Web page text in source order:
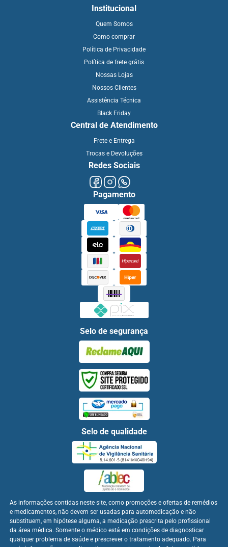
Institucional
Quem Somos
Como comprar
Política de Privacidade
Política de frete grátis
Nossas Lojas
Nossos Clientes
Assistência Técnica
Black Friday
Central de Atendimento
Frete e Entrega
Trocas e Devoluções
Redes Sociais
Pagamento
Selo de segurança
Selo de qualidade
As informações contidas neste site, como promoções e ofertas de remédios
e medicamentos, não devem ser usadas para automedicação e não
substituem, em hipótese alguma, a medicação prescrita pelo profissional
da área médica. Somente o médico está em condições de diagnosticar
qualquer problema de saúde e prescrever o tratamento adequado. Para